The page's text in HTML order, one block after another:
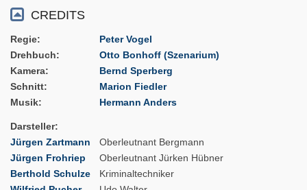
CREDITS
Regie
Peter Vogel
Drehbuch
Otto Bonhoff (Szenarium)
Kamera
Bernd Sperberg
Schnitt
Marion Fiedler
Musik
Hermann Anders
Darsteller
Jürgen Zartmann
Oberleutnant Bergmann
Jürgen Frohriep
Oberleutnant Jürken Hübner
Berthold Schulze
Kriminaltechniker